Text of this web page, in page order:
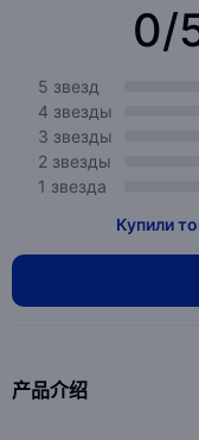
0/
5 звезд
4 звезды
3 звезды
2 звезды
1 звезда
Купили
产品介绍